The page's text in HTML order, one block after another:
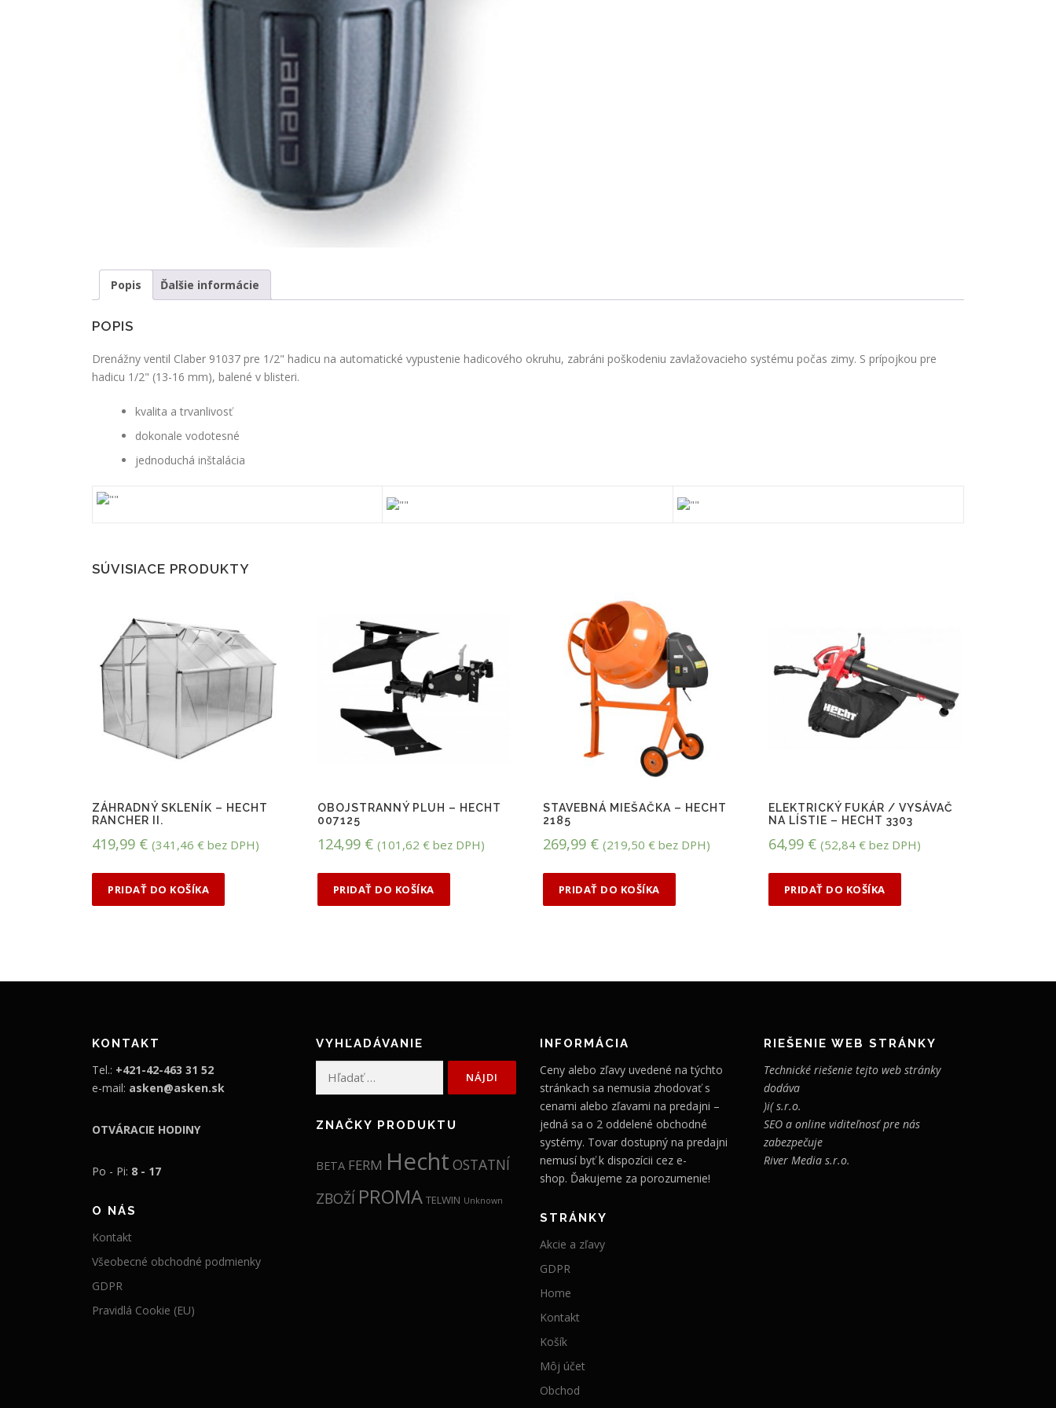
Popis Ďalšie informácie
POPIS
Drenážny ventil Claber 91037 pre 1/2" hadicu na automatické vypustenie hadicového okruhu, zabráni poškodeniu zavlažovacieho systému počas zimy. S prípojkou pre
hadicu 1/2" (13-16 mm), balené v blisteri.
kvalita a trvanlivosť
dokonale vodotesné
jednoduchá inštalácia
SÚVISIACE PRODUKTY
ZÁHRADNÝ SKLENÍK – HECHT
RANCHER II.
419,99 € (341,46 € bez DPH)
PRIDAŤ DO KOŠÍKA
OBOJSTRANNÝ PLUH – HECHT
007125
124,99 € (101,62 €bez DPH)
PRIDAŤ DO KOŠÍKA
STAVEBNÁ MIEŠAČKA – HECHT
2185
269,99 € (219,50 €bez DPH)
PRIDAŤ DO KOŠÍKA
ELEKTRICKÝ FUKÁR / VYSÁVAČ
NA LÍSTIE – HECHT 3303
64,99 € (52,84 €bez DPH)
PRIDAŤ DO KOŠÍKA
KONTAKT
Tel.: +421-42-463 31 52
e-mail: asken@asken.sk
OTVÁRACIE HODINY
Po - Pi: 8 - 17
O NÁS
Kontakt
Všeobecné obchodné podmienky
GDPR
Pravidlá Cookie (EU)
VYHĽADÁVANIE
ZNAČKY PRODUKTU
BETA FERM Hecht OSTATNÍ
ZBOŽÍ PROMA TELWIN Unknown
INFORMÁCIA
Ceny alebo zľavy uvedené na týchto
stránkach sa nemusia zhodovať s
cenami alebo zľavami na predajni –
jedná sa o 2 oddelené obchodné
systémy. Tovar dostupný na predajni
nemusí byť k dispozícii cez e-
shop. Ďakujeme za porozumenie!
STRÁNKY
Akcie a zľavy
GDPR
Home
Kontakt
Košík
Môj účet
Obchod
RIEŠENIE WEB STRÁNKY
Technické riešenie tejto web stránky
dodáva
)i( s.r.o.
SEO a online viditeľnosť pre nás
zabezpečuje
River Media s.r.o.